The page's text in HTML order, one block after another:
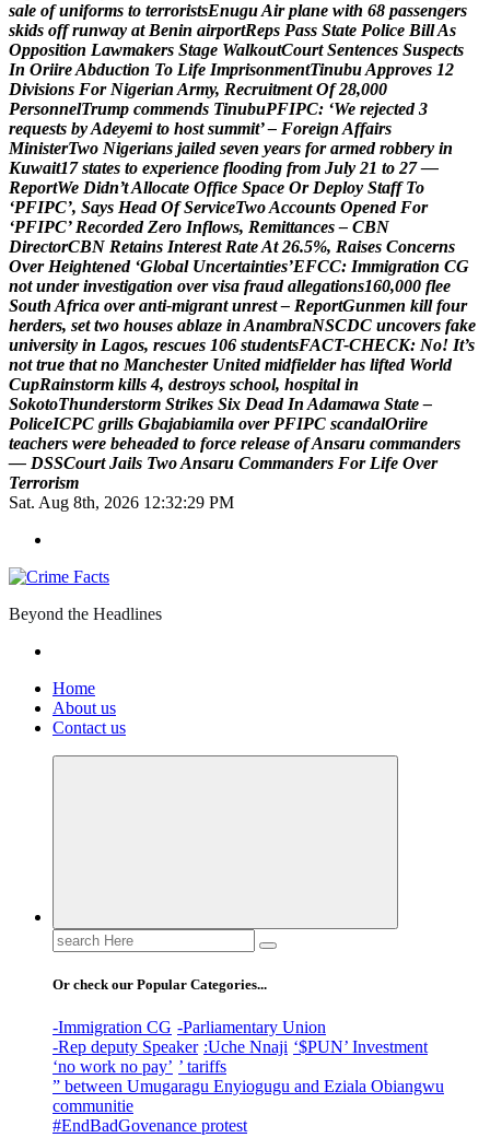
sale of uniforms to terroristsEnuguAir plane with 68 passengers
skids off runway at Benin airportReps Pass State Police BillAs
Opposition Lawmakers Stage WalkoutCourt Sentences Suspects
In OriireAbduction To Life ImprisonmentTinubuApproves 12
Divisions For Nigerian Army, Recruitment Of 28,000
PersonnelTrump commends TinubuPFIPC: ‘We rejected 3
requests byAdeyemi to host summit’ – Foreign Affairs
MinisterTwo Nigerians jailed seven years for armed robbery in
Kuwait17 states to experience flooding from July 21 to 27 —
ReportWe Didn’tAllocate Office Space Or Deploy Staff To
‘PFIPC’, Says Head Of ServiceTwoAccounts Opened For
‘PFIPC’ Recorded Zero Inflows, Remittances – CBN
DirectorCBN Retains Interest RateAt 26.5%, Raises Concerns
Over Heightened ‘Global Uncertainties’EFCC: Immigration CG
not under investigation over visa fraud allegations160,000 flee
South Africa over anti-migrant unrest – ReportGunmen kill four
herders, set two houses ablaze in AnambraNSCDC uncovers fake
university in Lagos, rescues 106 studentsFACT-CHECK: No! It’s
not true that no Manchester United midfielder has lifted World
CupRainstorm kills 4, destroys school, hospital in
SokotoThunderstorm Strikes Six Dead In Adamawa State –
PoliceICPC grills Gbajabiamila over PFIPC scandalOriire
teachers were beheaded to force release ofAnsaru commanders
— DSSCourt Jails TwoAnsaru Commanders For Life Over
Terrorism
Sat. Aug 8th, 2026 12:32:30 PM
Beyond the Headlines
Home
About us
Contact us
Search
for:
Or check our Popular Categories...
-Immigration CG -Parliamentary Union
-Rep deputy Speaker :Uche Nnaji ‘$PUN’ Investment
‘no work no pay’ ’ tariffs
” between Umugaragu Enyiogugu and Eziala Obiangwu
communitie
#EndBadGovenance protest